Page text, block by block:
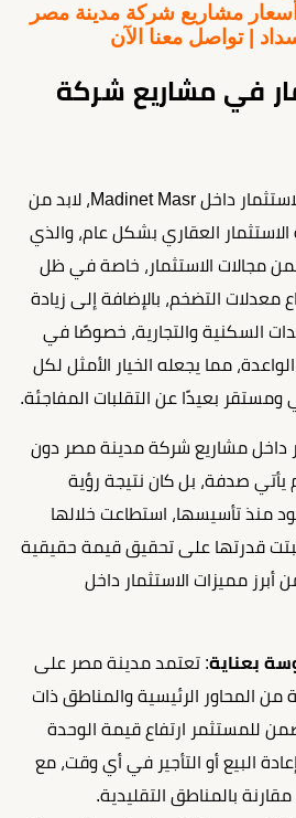
مشاريع شركة مدينة مصر
| تواصل معنا الآن
في مشاريع شركة
قبل الحديث عن مميزات الاستثمار داخل Madinet Masr، لابد من
العقاري بشكل عام، والذي
مجالات الاستثمار، خاصة في ظل
معدلات التضخم، بالإضافة إلى زيادة
السكنية والتجارية، خصوصًا في
مما يجعله الخيار الأمثل لكل
بعيدًا عن التقلبات المفاجئة.
داخل مشاريع شركة مدينة مصر دون
يأتي صدفة، بل كان نتيجة رؤية
منذ تأسيسها، استطاعت خلالها
قدرتها على تحقيق قيمة حقيقية
أبرز مميزات الاستثمار داخل
بعناية: تعتمد مدينة مصر على
من المحاور الرئيسية والمناطق ذات
للمستثمر ارتفاع قيمة الوحدة
البيع أو التأجير في أي وقت، مع
بالمناطق التقليدية.